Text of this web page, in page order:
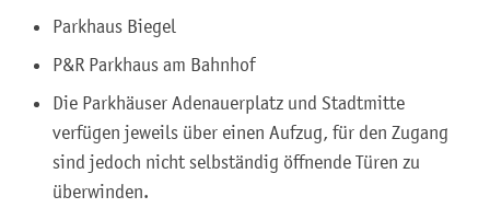
Parkhaus Biegel
P&R Parkhaus am Bahnhof
Die Parkhäuser Adenauerplatz und Stadtmitte
verfügen jeweils über einen Aufzug, für den Zugang
sind jedoch nicht selbständig öffnende Türen zu
überwinden.